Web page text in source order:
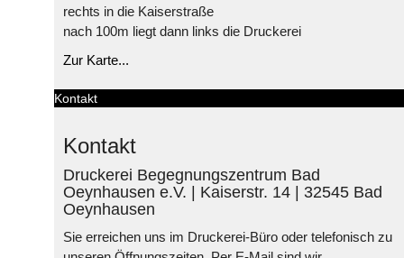
rechts in die Kaiserstraße
nach 100m liegt dann links die Druckerei
Zur Karte...
Kontakt
Kontakt
Druckerei Begegnungszentrum Bad
Oeynhausen e.V. | Kaiserstr. 14 | 32545 Bad
Oeynhausen
Sie erreichen uns im Druckerei-Büro oder telefonisch zu